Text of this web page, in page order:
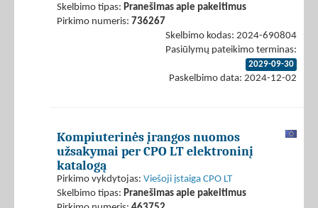
Skelbimo tipas: Pranešimas apie pakeitimus
Pirkimo numeris: 736267
Skelbimo kodas: 2024-690804
Pasiūlymų pateikimo terminas:
2029-09-30
Paskelbimo data: 2024-12-02
Kompiuterinės įrangos nuomos
užsakymai per CPO LT elektroninį
katalogą
Pirkimo vykdytojas: Viešoji įstaiga CPO LT
Skelbimo tipas: Pranešimas apie pakeitimus